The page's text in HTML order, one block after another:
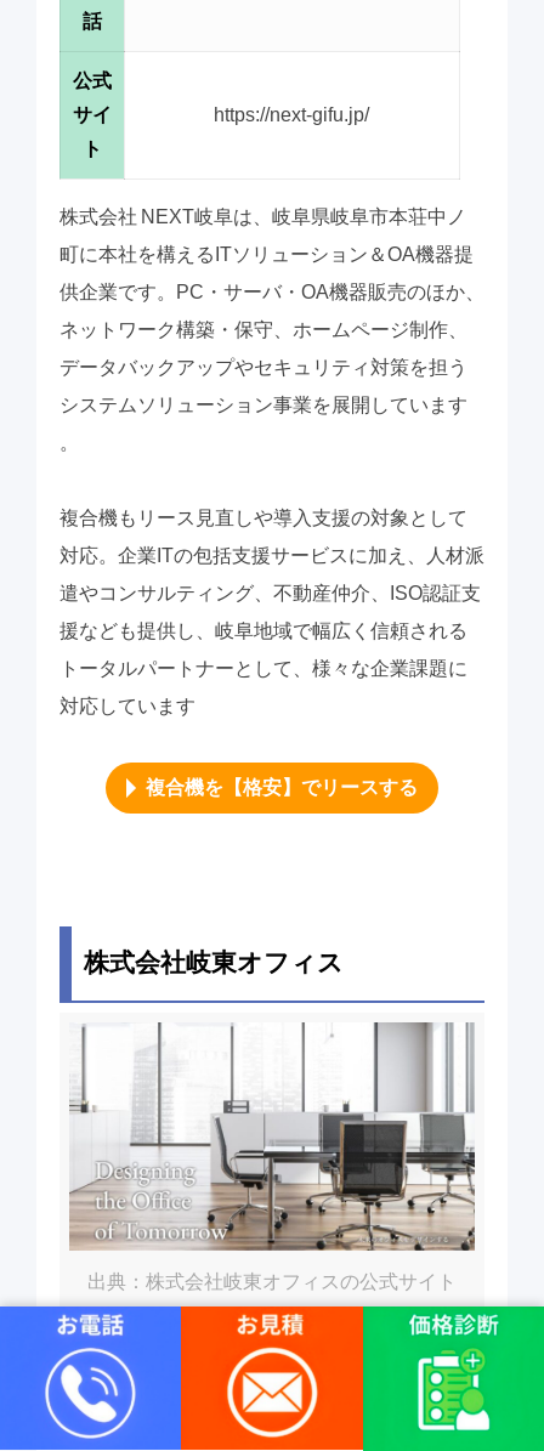
話
公式
サイ
ト
https://next-gifu.jp/
株式会社 NEXT岐阜は、岐阜県岐阜市本荘中ノ
町に本社を構えるITソリューション＆OA機器提
供企業です。PC・サーバ・OA機器販売のほか、
ネットワーク構築・保守、ホームページ制作、
データバックアップやセキュリティ対策を担う
システムソリューション事業を展開しています
。
複合機もリース見直しや導入支援の対象として
対応。企業ITの包括支援サービスに加え、人材派
遣やコンサルティング、不動産仲介、ISO認証支
援なども提供し、岐阜地域で幅広く信頼される
トータルパートナーとして、様々な企業課題に
対応しています
複合機を【格安】でリースする
株式会社岐東オフィス
出典：株式会社岐東オフィスの公式サイト
▼株式会社岐東オフィスの概要